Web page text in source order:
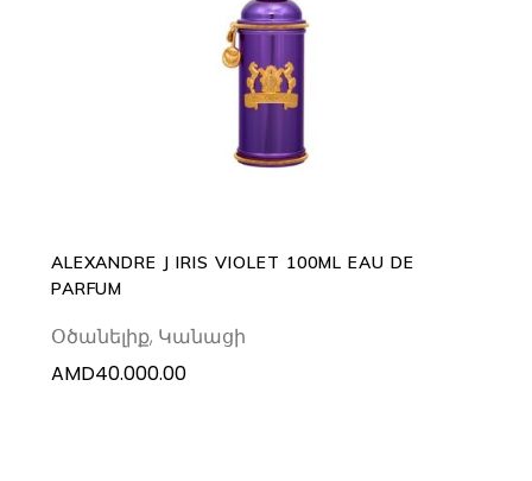
READ MORE
ALEXANDRE J IRIS VIOLET 100ML EAU DE
PARFUM
Օծանելիք, Կանացի
AMD40.000.00